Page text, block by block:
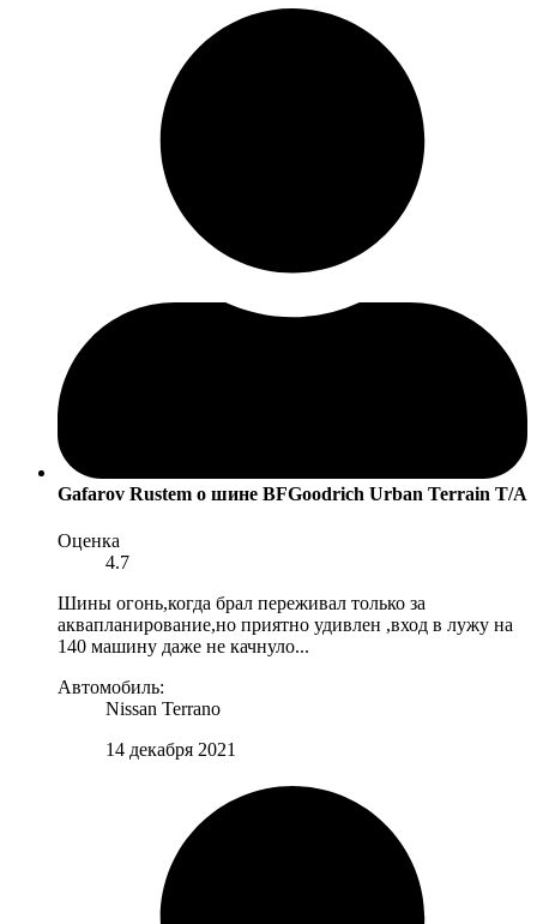
Gafarov Rustem о шине BFGoodrich Urban Terrain T/A
Оценка
4.7
Шины огонь,когда брал переживал только за
аквапланирование,но приятно удивлен ,вход в лужу на
140 машину даже не качнуло...
Автомобиль:
Nissan Terrano
14 декабря 2021